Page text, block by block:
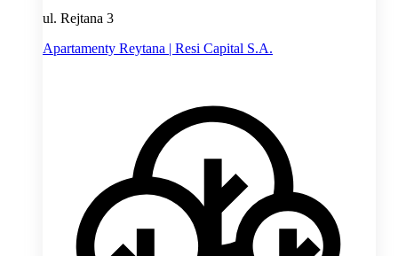
ul. Rejtana 3
Apartamenty Reytana | Resi Capital S.A.